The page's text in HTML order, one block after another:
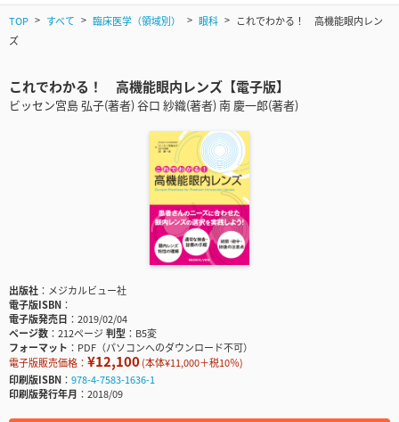
TOP すべて 臨床医学（領域別） 眼科
これでわかる！ 高機能眼内レン
ズ
これでわかる！ 高機能眼内レンズ【電子版】
ビッセン宮島 弘子(著者) 谷口 紗織(著者) 南 慶一郎(著者)
出版社
メジカルビュー社
電子版ISBN
電子版発売日
2019/02/04
ページ数
212ページ判型
B5変
フォーマット
PDF（パソコンへのダウンロード不可）
電子版販売価格： ¥12,100(本体¥11,000＋税10％)
印刷版ISBN
978-4-7583-1636-1
印刷版発行年月
2018/09